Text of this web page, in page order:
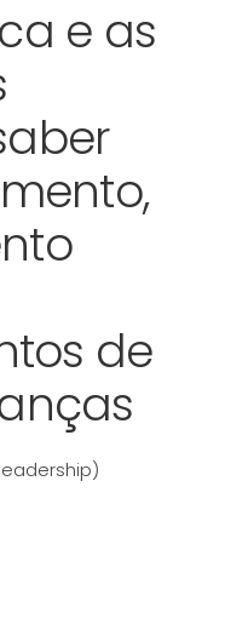
e as
de